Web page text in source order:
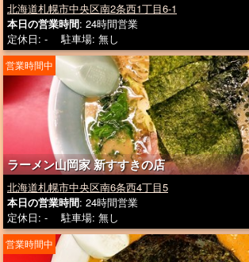
北海道札幌市中央区南2条西1丁目6-1
本日の営業時間: 24時間営業
定休日: - 駐車場: 無し
ラーメン山岡家 新すすきの店
営業時間中
北海道札幌市中央区南6条西4丁目5
本日の営業時間: 24時間営業
定休日: - 駐車場: 無し
営業時間中